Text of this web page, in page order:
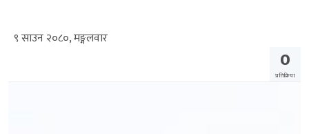
९ साउन २०८०, मङ्गलवार
0
प्रतिक्रिया